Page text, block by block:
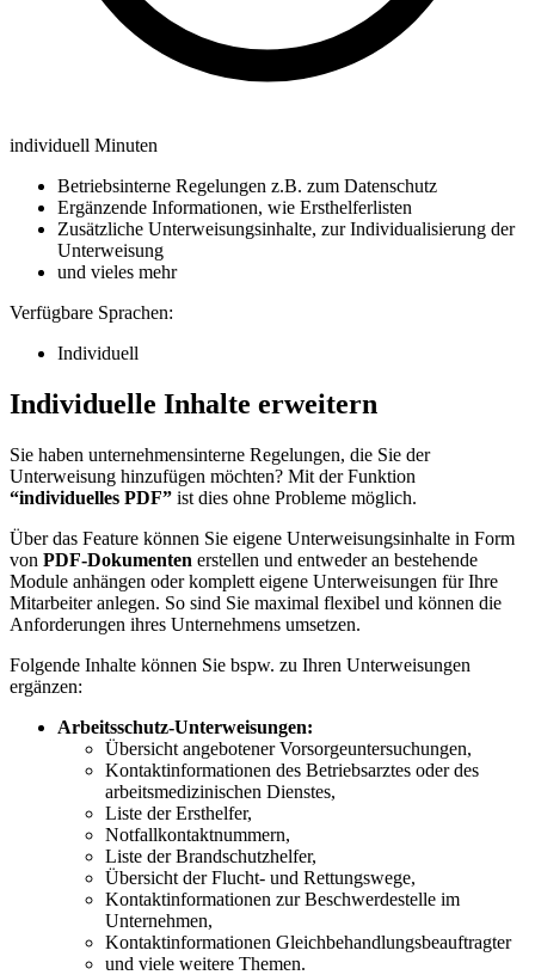
individuell Minuten
Betriebsinterne Regelungen z.B. zum Datenschutz
Ergänzende Informationen, wie Ersthelferlisten
Zusätzliche Unterweisungsinhalte, zur Individualisierung der
Unterweisung
und vieles mehr
Verfügbare Sprachen:
Individuell
Individuelle Inhalte erweitern
Sie haben unternehmensinterne Regelungen, die Sie der
Unterweisung hinzufügen möchten? Mit der Funktion
“individuelles PDF” ist dies ohne Probleme möglich.
Über das Feature können Sie eigene Unterweisungsinhalte in Form
von PDF-Dokumenten erstellen und entweder an bestehende
Module anhängen oder komplett eigene Unterweisungen für Ihre
Mitarbeiter anlegen. So sind Sie maximal flexibel und können die
Anforderungen ihres Unternehmens umsetzen.
Folgende Inhalte können Sie bspw. zu Ihren Unterweisungen
ergänzen:
Arbeitsschutz-Unterweisungen:
Übersicht angebotener Vorsorgeuntersuchungen,
Kontaktinformationen des Betriebsarztes oder des
arbeitsmedizinischen Dienstes,
Liste der Ersthelfer,
Notfallkontaktnummern,
Liste der Brandschutzhelfer,
Übersicht der Flucht- und Rettungswege,
Kontaktinformationen zur Beschwerdestelle im
Unternehmen,
Kontaktinformationen Gleichbehandlungsbeauftragter
und viele weitere Themen.